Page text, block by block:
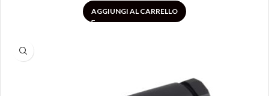
AGGIUNGI AL CARRELLO